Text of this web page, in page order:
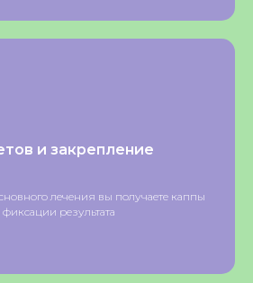
и закрепление
лечения вы получаете каппы
результата